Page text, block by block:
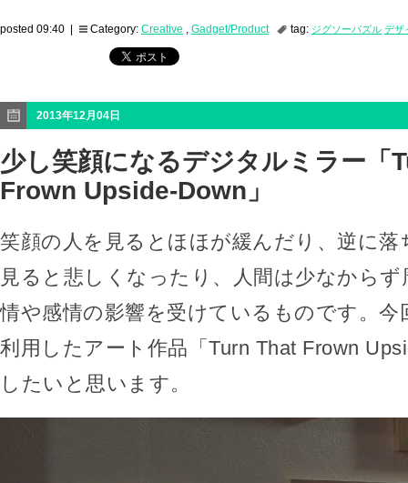
posted 09:40 | Category: Creative , Gadget/Product tag: ジグソーパズル デザ
2013年12月04日
少し笑顔になるデジタルミラー「
Frown Upside-Down」
笑顔の人を見るとほほが緩んだり、逆に
見ると悲しくなったり、人間は少なから
情や感情の影響を受けているものです。今
利用したアート作品「Turn That Frown
したいと思います。